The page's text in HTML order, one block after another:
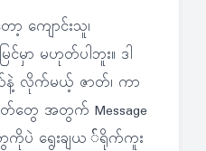
ာ့ ကျောင်းသူ၊
င်မှာ မဟုတ်ပါဘူး။ ဒါ
လိုက်မယ့် ဇာတ်၊ ကာ
ေ အတွက် Message
ကိုပဲ ရွေးချယ ်ရိုက်ကူး